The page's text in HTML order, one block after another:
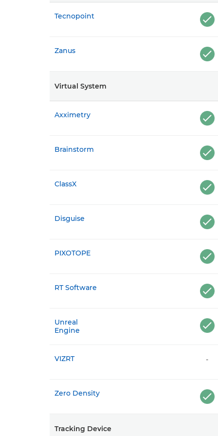
Tecnopoint
Zanus
Virtual System
Axximetry
Brainstorm
ClassX
Disguise
PIXOTOPE
RT Software
Unreal
Engine
VIZRT -
Zero Density
Tracking Device